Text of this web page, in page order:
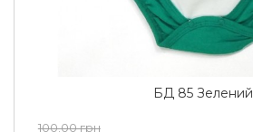
БД 85 Зелений
100.00 грн